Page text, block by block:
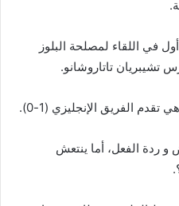
في اللقاء لمصلحة البلوز
تشيبريان تاتاروشانو.
الفريق الإنجليزي (1-0).
و ردة الفعل، أما ينتعش